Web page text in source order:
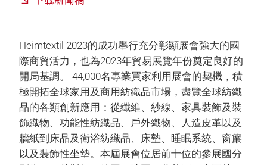
Heimtextil 2023的成功舉行充分彰顯展會強大的國
際商貿活力，也為2023年貿易展覽年份奠定良好的
開局基調。 44,000名專業買家利用展會的契機，積
極開拓全球家用及商用紡織品市場，盡覽全球紡織
品的各類創新應用：從纖維、紗線、家具裝飾及裝
飾織物、功能性紡織品、戶外織物、人造皮革以及
牆紙到床品及衛浴紡織品、床墊、睡眠系統、窗簾
以及裝飾性坐墊。本屆展會位居前十位的參展國分